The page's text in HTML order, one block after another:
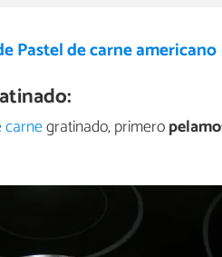
Pastel de carne americano
carnegratinado, primero